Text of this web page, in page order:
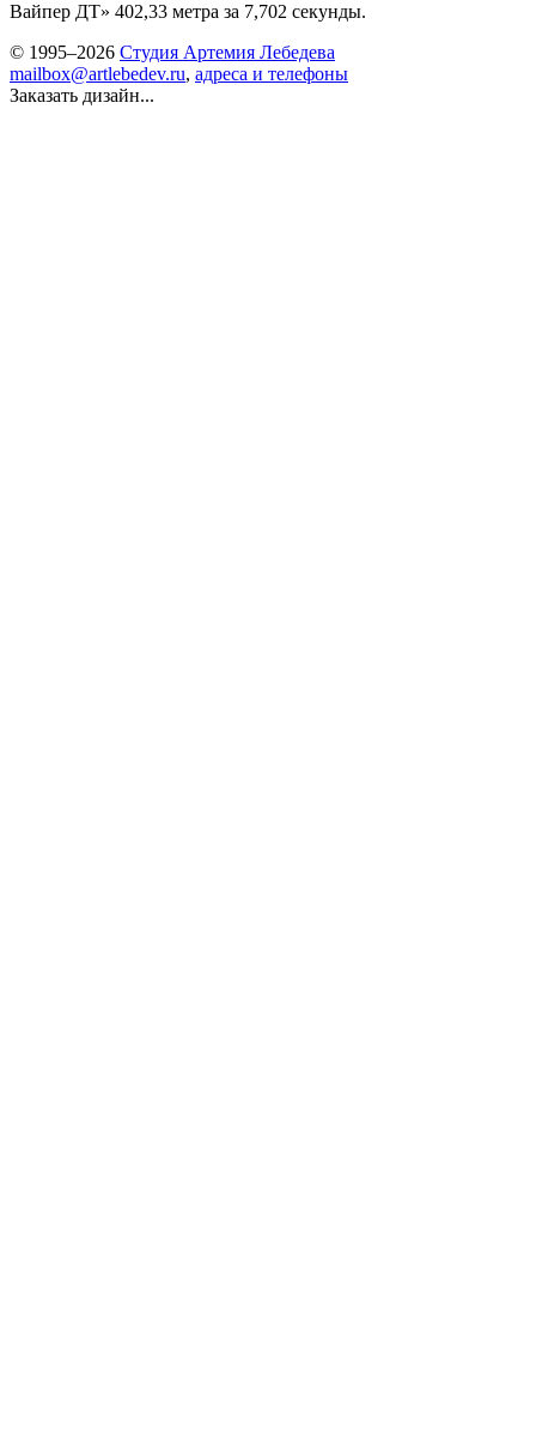
Вайпер ДТ» 402,33 метра за 7,702 секунды.
© 1995–2026 Студия Артемия Лебедева
mailbox@artlebedev.ru, адреса и телефоны
Заказать дизайн...